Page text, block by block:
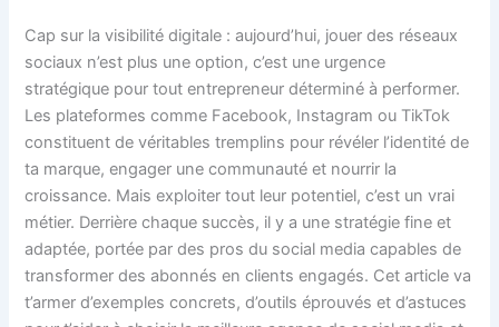
Cap sur la visibilité digitale : aujourd’hui, jouer des réseaux
sociaux n’est plus une option, c’est une urgence
stratégique pour tout entrepreneur déterminé à performer.
Les plateformes comme Facebook, Instagram ou TikTok
constituent de véritables tremplins pour révéler l’identité de
ta marque, engager une communauté et nourrir la
croissance. Mais exploiter tout leur potentiel, c’est un vrai
métier. Derrière chaque succès, il y a une stratégie fine et
adaptée, portée par des pros du social media capables de
transformer des abonnés en clients engagés. Cet article va
t’armer d’exemples concrets, d’outils éprouvés et d’astuces